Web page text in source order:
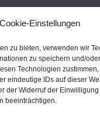
Cookie-Einstellungen
zu bieten, verwenden wir
zu speichern und/
Technologien
eindeutige IDs auf dieser
der Widerruf der
beeinträchtigen.
6074 2493 7